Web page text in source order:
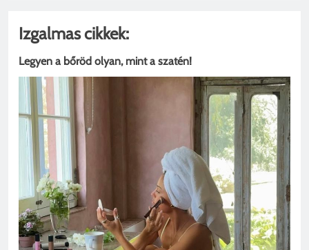
Izgalmas cikkek:
Legyen a bőröd olyan, mint a szatén!